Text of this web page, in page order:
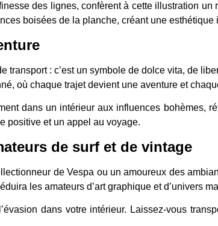
des lignes, confèrent à cette illustration
boisées de la planche, créant une esthétique
transport : c’est un symbole de dolce vita, de
où chaque trajet devient une aventure et
dans un intérieur aux influences bohèmes,
positive et un appel au voyage.
de surf et de vintage
de Vespa ou un amoureux des
les amateurs d’art graphique et d’univers
dans votre intérieur. Laissez-vous